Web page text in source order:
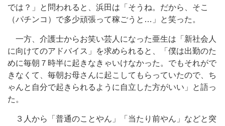
では？」と問われると、浜田は「そうね。だから、そこ
（パチンコ）で多少頑張って稼ごうと…」と笑った。
一方、介護士からお笑い芸人になった亜生は「新社会人
に向けてのアドバイス」を求められると、「僕は出勤のた
めに毎朝７時半に起きなきゃいけなかった。でもそれがで
きなくて、毎朝お母さんに起こしてもらっていたので、ち
ゃんと自分で起きられるように自立した方がいい」と語っ
た。
３人から「普通のことやん」「当たり前やん」などと突